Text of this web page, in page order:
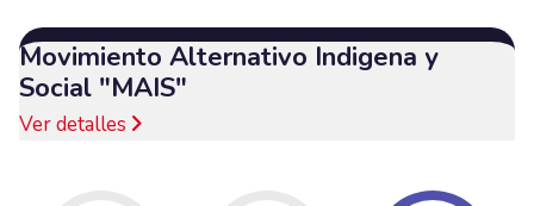
Movimiento Alternativo Indigena y
Social "MAIS"
Ver detalles